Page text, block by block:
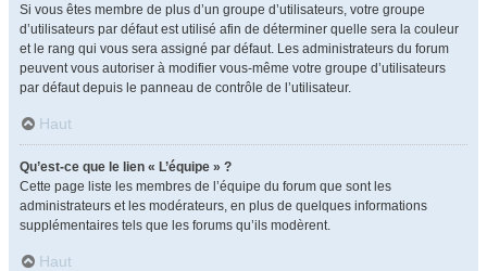
Si vous êtes membre de plus d’un groupe d’utilisateurs, votre groupe
d’utilisateurs par défaut est utilisé afin de déterminer quelle sera la couleur
et le rang qui vous sera assigné par défaut. Les administrateurs du forum
peuvent vous autoriser à modifier vous-même votre groupe d’utilisateurs
par défaut depuis le panneau de contrôle de l’utilisateur.
Haut
Qu’est-ce que le lien « L’équipe » ?
Cette page liste les membres de l’équipe du forum que sont les
administrateurs et les modérateurs, en plus de quelques informations
supplémentaires tels que les forums qu’ils modèrent.
Haut